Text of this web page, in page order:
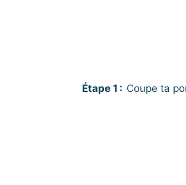
Étape 1 : Coupe ta